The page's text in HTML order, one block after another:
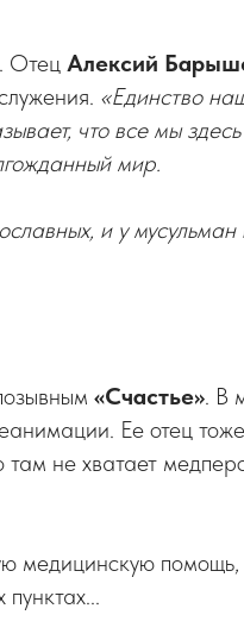
Отец Алексий
«Единство
что все мы здесь
мир.
и у мусульман
«Счастье». В
Ее отец тоже
не хватает
медицинскую помощь,